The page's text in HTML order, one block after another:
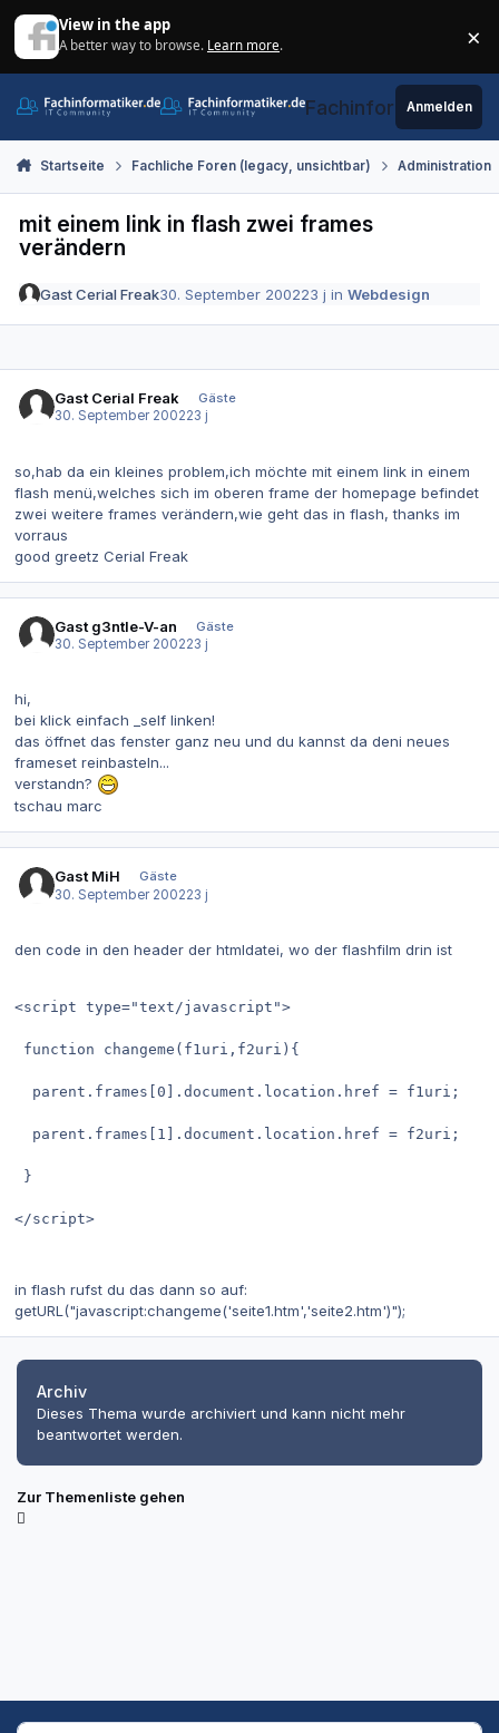
View in the app
A better way to browse. Learn more. ×
Fachinformatiker.de
Anmelden
Startseite Fachliche Foren (legacy, unsichtbar) Administration
mit einem link in flash zwei frames
verändern
Gast Cerial Freak30. September 200223 j inWebdesign
Gast Cerial Freak
Gäste
30. September 200223 j
so,hab da ein kleines problem,ich möchte mit einem link in einem
flash menü,welches sich im oberen frame der homepage befindet
zwei weitere frames verändern,wie geht das in flash, thanks im
vorraus
good greetz Cerial Freak
Gast g3ntle-V-an
Gäste
30. September 200223 j
hi,
bei klick einfach _self linken!
das öffnet das fenster ganz neu und du kannst da deni neues
frameset reinbasteln...
verstandn?
tschau marc
Gast MiH
Gäste
30. September 200223 j
den code in den header der htmldatei, wo der flashfilm drin ist
<script type="text/javascript">
function changeme(f1uri,f2uri){
  parent.frames[0].document.location.href = f1uri;
  parent.frames[1].document.location.href = f2uri;
}
</script>
in flash rufst du das dann so auf:
getURL("javascript:changeme('seite1.htm','seite2.htm')");
Archiv
Dieses Thema wurde archiviert und kann nicht mehr
beantwortet werden.
Zur Themenliste gehen